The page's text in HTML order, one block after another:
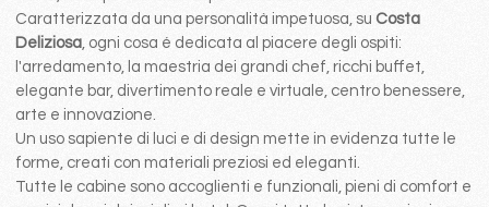
Caratterizzata da una personalità impetuosa, su Costa
Deliziosa, ogni cosa é dedicata al piacere degli ospiti:
l'arredamento, la maestria dei grandi chef, ricchi buffet,
elegante bar, divertimento reale e virtuale, centro benessere,
arte e innovazione.
Un uso sapiente di luci e di design mette in evidenza tutte le
forme, creati con materiali preziosi ed eleganti.
Tutte le cabine sono accoglienti e funzionali, pieni di comfort e